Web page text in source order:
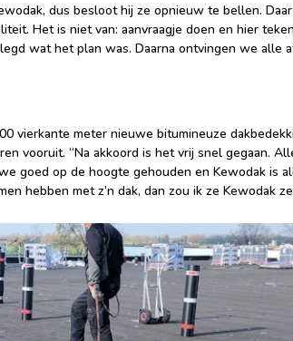
dus besloot hij ze opnieuw te bellen.
Het is niet van: aanvraagje doen en hier
wat het plan was. Daarna ontvingen we alle
vierkante meter nieuwe bitumineuze
vooruit. “Na akkoord is het vrij snel gegaan.
goed op de hoogte gehouden en Kewodak is
hebben met z’n dak, dan zou ik ze Kewodak